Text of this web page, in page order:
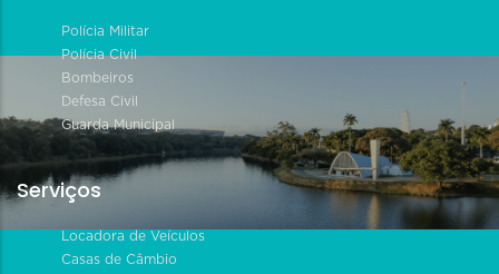
Polícia Militar
Polícia Civil
Bombeiros
Defesa Civil
Guarda Municipal
Serviços
Locadora de Veículos
Casas de Câmbio